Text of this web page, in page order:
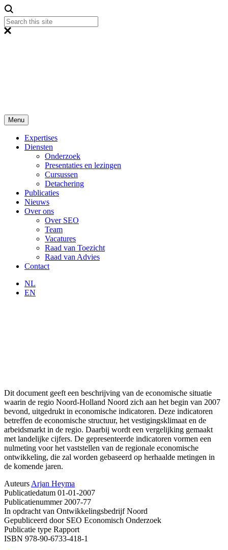
Menu
Expertises
Diensten
Onderzoek
Presentaties en lezingen
Cursussen
Detachering
Publicaties
Nieuws
Over ons
Over SEO
Team
Vacatures
Raad van Toezicht
Raad van Advies
Contact
NL
EN
Dit document geeft een beschrijving van de economische situatie
waarin de regio Noord-Holland Noord zich aan het begin van 2007
bevond, uitgedrukt in economische indicatoren. Deze indicatoren
betreffen de economische structuur, het vestigingsklimaat en de
arbeidsmarkt in de regio. Daarbij wordt een vergelijking gemaakt
met landelijke cijfers. De gepresenteerde indicatoren vormen een
nulmeting voor het vaststellen van de regionale economische
ontwikkeling, die zal worden gebaseerd op herhaalde metingen in
de komende jaren.
Auteurs Arjan Heyma
Publicatiedatum 01-01-2007
Publicatienummer2007-77
In opdracht van Ontwikkelingsbedrijf Noord
Gepubliceerd doorSEO Economisch Onderzoek
Publicatie type Rapport
ISBN 978-90-6733-418-1